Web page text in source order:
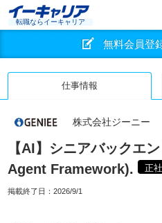
転職ならイーキャリア
無料会員登
仕事情報
株式会社ジーニー
【AI】シニアバックエ
Agent Framework).
正
掲載終了日： 2026/9/1